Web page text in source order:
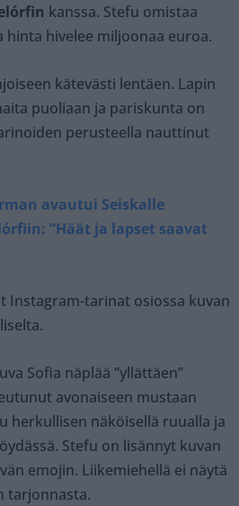
kanssa. Stefu omistaa
hinta hivelee miljoonaa euroa.
kätevästi lentäen. Lapin
puoliaan ja pariskunta on
perusteella nauttinut
avautui Seiskalle
”Häät ja lapset saavat
Instagram-tarinat osiossa kuvan
Sofia näplää ”yllättäen”
avonaiseen mustaan
herkullisen näköisellä ruualla ja
Stefu on lisännyt kuvan
emojin. Liikemiehellä ei näytä
tarjonnasta.